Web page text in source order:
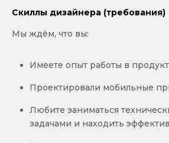
Скиллы дизайнера (требования)
Мы ждём, что вы:
Имеете опыт работы в
Проектировали мобильные
Любите заниматься
задачами и находить